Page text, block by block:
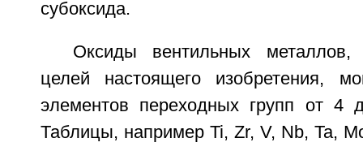
субоксида.
Оксиды вентильных
целей настоящего изобретения,
элементов переходных групп от 4
Таблицы, например Ti, Zr, V, Nb, Ta,